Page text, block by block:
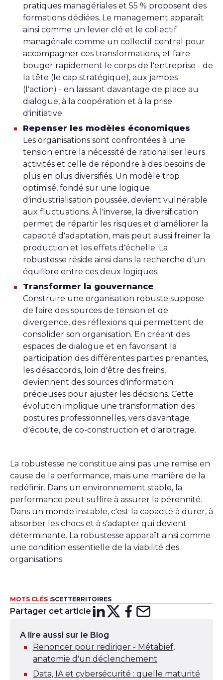
pratiques managériales et 55 % proposent des
formations dédiées. Le management apparaît
ainsi comme un levier clé et le collectif
managériale comme un collectif central pour
accompagner ces transformations, et faire
bouger rapidement le corps de l’entreprise - de
la tête (le cap stratégique), aux jambes
(l’action) - en laissant davantage de place au
dialogue, à la coopération et à la prise
d’initiative.
Repenser les modèles économiques
Les organisations sont confrontées à une
tension entre la nécessité de rationaliser leurs
activités et celle de répondre à des besoins de
plus en plus diversifiés. Un modèle trop
optimisé, fondé sur une logique
d’industrialisation poussée, devient vulnérable
aux fluctuations. À l’inverse, la diversification
permet de répartir les risques et d’améliorer la
capacité d’adaptation, mais peut aussi freiner la
production et les effets d’échelle. La
robustesse réside ainsi dans la recherche d’un
équilibre entre ces deux logiques.
Transformer la gouvernance
Construire une organisation robuste suppose
de faire des sources de tension et de
divergence, des réflexions qui permettent de
consolider son organisation. En créant des
espaces de dialogue et en favorisant la
participation des différentes parties prenantes,
les désaccords, loin d’être des freins,
deviennent des sources d’information
précieuses pour ajuster les décisions. Cette
évolution implique une transformation des
postures professionnelles, vers davantage
d’écoute, de co-construction et d’arbitrage.
La robustesse ne constitue ainsi pas une remise en
cause de la performance, mais une manière de la
redéfinir. Dans un environnement stable, la
performance peut suffire à assurer la pérennité.
Dans un monde instable, c’est la capacité à durer, à
absorber les chocs et à s’adapter qui devient
déterminante. La robustesse apparaît ainsi comme
une condition essentielle de la viabilité des
organisations.
MOTS CLÉS :SCETTERRITOIRES
Partager cet article Partager sur
Partager surX
Partager
Partager
A lire aussi sur le Blog
Renoncer pour rediriger - Métabief,
anatomie d'un déclenchement
Data, IA et cybersécurité : quelle maturité